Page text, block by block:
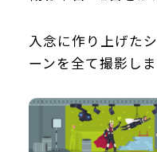
入念に作り上げた
ーンを全て撮影しま